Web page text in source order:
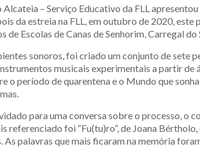
– Serviço Educativo da FLL
da estreia na FLL, em outubro de 2020,
de Escolas de Canas de Senhorim, Carregal
sonoros, foi criado um conjunto de sete
musicais experimentais a partir
o período de quarentena e o Mundo que
para uma conversa sobre o processo, o
referenciado foi “Fu(tu)ro”, de Joana
palavras que mais ficaram na memória